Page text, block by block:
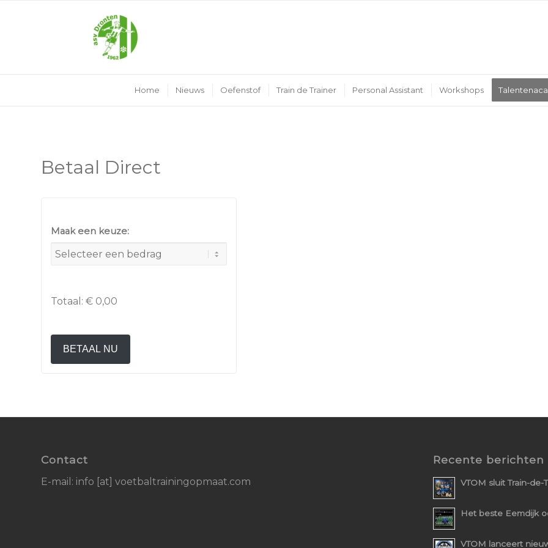
Home Nieuws Oefenstof Train de Trainer Personal Assistant Workshops
Betaal Direct
Maak een keuze:
Totaal: € 0,00
BETAAL NU
Contact
E-mail: info [at] voetbaltrainingopmaat.com
Recente berichten
VTOM sluit Train-de-
Het beste Eemdijk
VTOM lanceert